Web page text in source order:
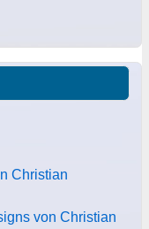
Christian
von Christian